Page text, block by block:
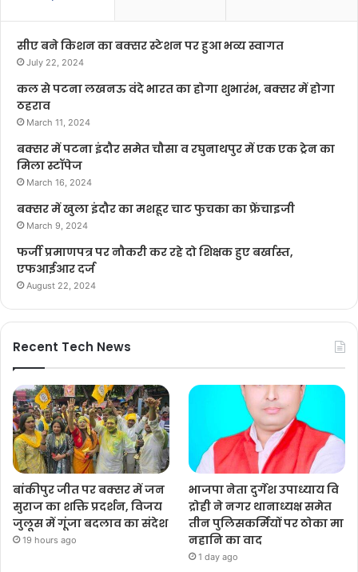
सीए बने किशन का बक्सर स्टेशन पर हुआ भव्य स्वागत
July 22, 2024
कल से पटना लखनऊ वंदे भारत का होगा शुभारंभ, बक्सर में होगा
ठहराव
March 11, 2024
बक्सर में पटना इंदौर समेत चौसा व रघुनाथपुर में एक एक ट्रेन का
मिला स्टॉपेज
March 16, 2024
बक्सर में खुला इंदौर का मशहूर चाट फुचका का फ्रेंचाइजी
March 9, 2024
फर्जी प्रमाणपत्र पर नौकरी कर रहे दो शिक्षक हुए बर्खास्त,
एफआईआर दर्ज
August 22, 2024
Recent Tech News
बांकीपुर जीत पर बक्सर में जन
सुराज का शक्ति प्रदर्शन, विजय
जुलूस में गूंजा बदलाव का संदेश
19 hours ago
भाजपा नेता दुर्गेश उपाध्याय वि
द्रोही ने नगर थानाध्यक्ष समेत
तीन पुलिसकर्मियों पर ठोका मा
नहानि का वाद
1 day ago